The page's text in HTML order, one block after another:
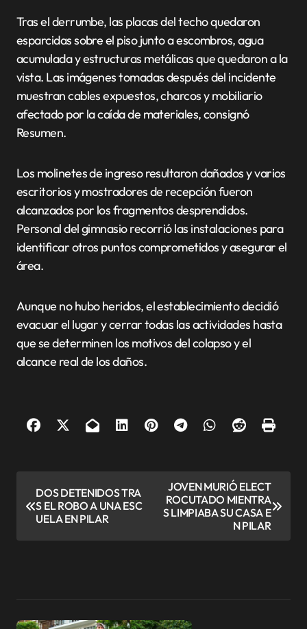
Tras el derrumbe, las placas del techo quedaron
esparcidas sobre el piso junto a escombros, agua
acumulada y estructuras metálicas que quedaron a la
vista. Las imágenes tomadas después del incidente
muestran cables expuestos, charcos y mobiliario
afectado por la caída de materiales, consignó
Resumen.
Los molinetes de ingreso resultaron dañados y varios
escritorios y mostradores de recepción fueron
alcanzados por los fragmentos desprendidos.
Personal del gimnasio recorrió las instalaciones para
identificar otros puntos comprometidos y asegurar el
área.
Aunque no hubo heridos, el establecimiento decidió
evacuar el lugar y cerrar todas las actividades hasta
que se determinen los motivos del colapso y el
alcance real de los daños.
a
c
DOS DETENIDOS TRA
S EL ROBO A UNA ESC
UELA EN PILAR
JOVEN MURIÓ ELECT
ROCUTADO MIENTRA
S LIMPIABA SU CASA E
N PILAR